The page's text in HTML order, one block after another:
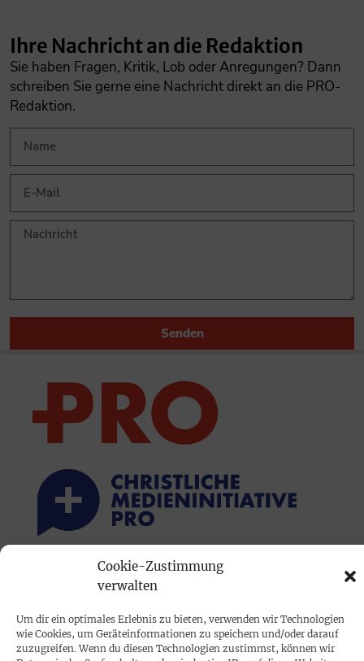
Cookie-Zustimmung
verwalten
Um dir ein optimales Erlebnis zu bieten, verwenden wir Technologien
wie Cookies, um Geräteinformationen zu speichern und/oder darauf
zuzugreifen. Wenn du diesen Technologien zustimmst, können wir
Ihre Nachricht an die Redaktion
Sie haben Fragen, Kritik, Lob oder Anregungen? Dann
schreiben Sie gerne eine Nachricht direkt an die PRO-
Redaktion.
Senden
PRINTAUSGABE
PROKOMPAKT